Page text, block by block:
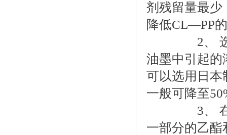
剂残留量最少
降低CL—PP
2、 选用
油墨中引起的
可以选用日本
一般可降至
3、 在溶
一部分的乙酯